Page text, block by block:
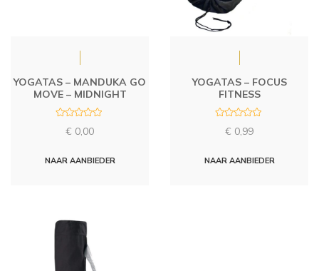
YOGATAS – MANDUKA GO
MOVE – MIDNIGHT
d
5
€ 0,00
NAAR AANBIEDER
YOGATAS – FOCUS
FITNESS
d
€ 0,99
NAAR AANBIEDER